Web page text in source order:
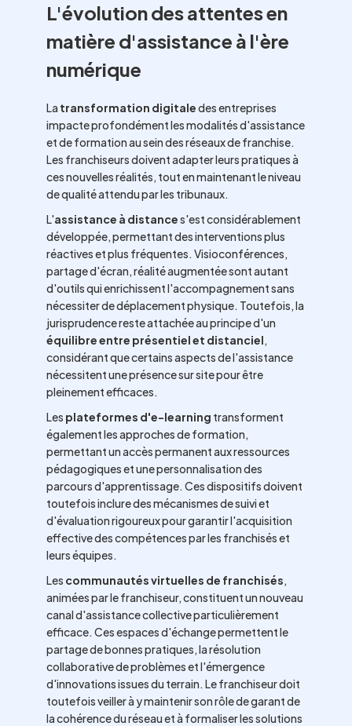
L'évolution des attentes en
matière d'assistance à l'ère
numérique
La transformation digitaledes entreprises
impacte profondément les modalités d'assistance
et de formation au sein des réseaux de franchise.
Les franchiseurs doivent adapter leurs pratiques à
ces nouvelles réalités, tout en maintenant le niveau
de qualité attendu par les tribunaux.
L'assistance à distances'est considérablement
développée, permettant des interventions plus
réactives et plus fréquentes. Visioconférences,
partage d'écran, réalité augmentée sont autant
d'outils qui enrichissent l'accompagnement sans
nécessiter de déplacement physique. Toutefois, la
jurisprudence reste attachée au principe d'un
équilibre entre présentiel et distanciel,
considérant que certains aspects de l'assistance
nécessitent une présence sur site pour être
pleinement efficaces.
Les plateformes d'e-learning transforment
également les approches de formation,
permettant un accès permanent aux ressources
pédagogiques et une personnalisation des
parcours d'apprentissage. Ces dispositifs doivent
toutefois inclure des mécanismes de suivi et
d'évaluation rigoureux pour garantir l'acquisition
effective des compétences par les franchisés et
leurs équipes.
Les communautés virtuelles de franchisés,
animées par le franchiseur, constituent un nouveau
canal d'assistance collective particulièrement
efficace. Ces espaces d'échange permettent le
partage de bonnes pratiques, la résolution
collaborative de problèmes et l'émergence
d'innovations issues du terrain. Le franchiseur doit
toutefois veiller à y maintenir son rôle de garant de
la cohérence du réseau et à formaliser les solutions